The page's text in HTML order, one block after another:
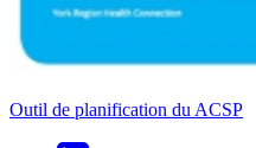
Outil de planification du ACSP